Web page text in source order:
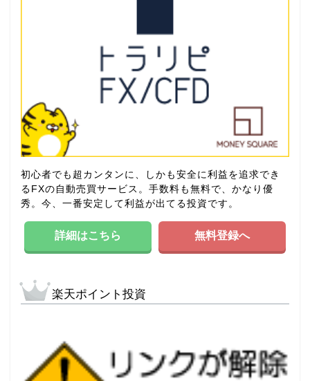
初心者でも超カンタンに、しかも安全に利益を追求でき
るFXの自動売買サービス。手数料も無料で、かなり優
秀。今、一番安定して利益が出てる投資です。
詳細はこちら 無料登録へ
楽天ポイント投資